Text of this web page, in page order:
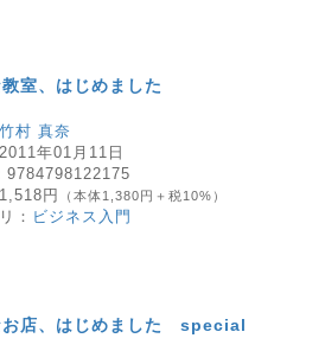
室、はじめました
竹村 真奈
2011年01月11日
9784798122175
1,518円 （本体1,380円＋税10%）
： ビジネス入門
お店、はじめました special